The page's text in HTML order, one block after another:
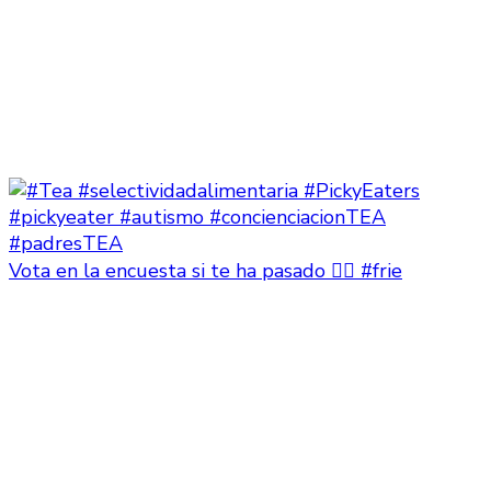
Vota en la encuesta si te ha pasado 👇🏻 #frie